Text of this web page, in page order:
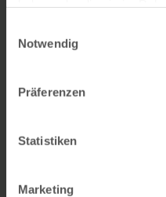
Notwendig
Präferenzen
Statistiken
Marketing